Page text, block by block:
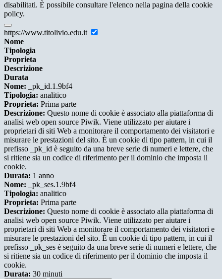
disabilitati. È possibile consultare l'elenco nella pagina della cookie
policy.
https://www.titolivio.edu.it
Nome
Tipologia
Proprieta
Descrizione
Durata
Nome: _pk_id.1.9bf4
Tipologia: analitico
Proprieta: Prima parte
Descrizione: Questo nome di cookie è associato alla piattaforma di
analisi web open source Piwik. Viene utilizzato per aiutare i
proprietari di siti Web a monitorare il comportamento dei visitatori e
misurare le prestazioni del sito. È un cookie di tipo pattern, in cui il
prefisso _pk_id è seguito da una breve serie di numeri e lettere, che
si ritiene sia un codice di riferimento per il dominio che imposta il
cookie.
Durata: 1 anno
Nome: _pk_ses.1.9bf4
Tipologia: analitico
Proprieta: Prima parte
Descrizione: Questo nome di cookie è associato alla piattaforma di
analisi web open source Piwik. Viene utilizzato per aiutare i
proprietari di siti Web a monitorare il comportamento dei visitatori e
misurare le prestazioni del sito. È un cookie di tipo pattern, in cui il
prefisso _pk_ses è seguito da una breve serie di numeri e lettere, che
si ritiene sia un codice di riferimento per il dominio che imposta il
cookie.
Durata: 30 minuti